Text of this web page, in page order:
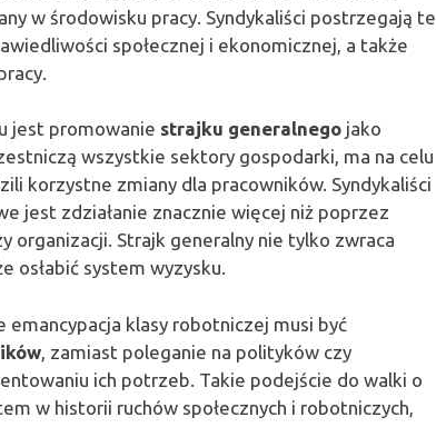
w środowisku pracy. Syndykaliści postrzegają te
społecznej i ekonomicznej, a także
jest promowanie strajku generalnego jako
wszystkie sektory gospodarki, ma na celu
korzystne zmiany dla pracowników. Syndykaliści
jest zdziałanie znacznie więcej niż poprzez
organizacji. Strajk generalny nie tylko zwraca
osłabić system wyzysku.
emancypacja klasy robotniczej musi być
, zamiast poleganie na polityków czy
ich potrzeb. Takie podejście do walki o
w historii ruchów społecznych i robotniczych,